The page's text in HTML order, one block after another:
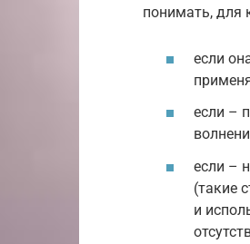
понимать, для
если
если –
если –
(такие
и